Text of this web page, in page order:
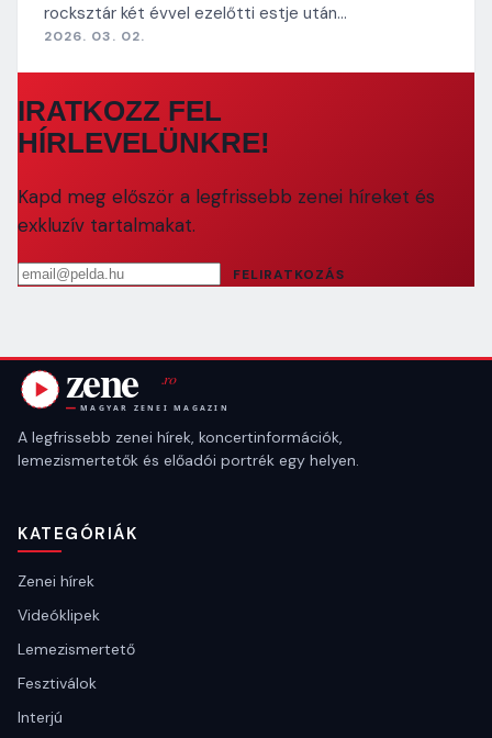
rocksztár két évvel ezelőtti estje után…
2026. 03. 02.
IRATKOZZ FEL
HÍRLEVELÜNKRE!
Kapd meg először a legfrissebb zenei híreket és
exkluzív tartalmakat.
Email cím
FELIRATKOZÁS
A legfrissebb zenei hírek, koncertinformációk,
lemezismertetők és előadói portrék egy helyen.
KATEGÓRIÁK
Zenei hírek
Videóklipek
Lemezismertető
Fesztiválok
Interjú